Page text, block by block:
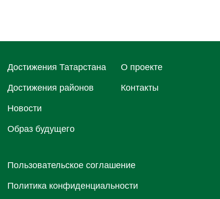
Достижения Татарстана
Достижения районов
Новости
Образ будущего
О проектe
Контакты
Пользовательское соглашение
Политика конфиденциальности